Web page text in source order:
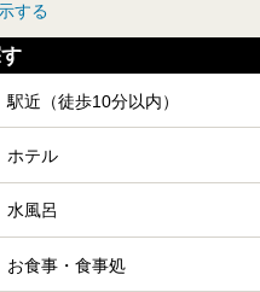
する
駅近（徒歩10分以内）
ホテル
水風呂
お食事・食事処